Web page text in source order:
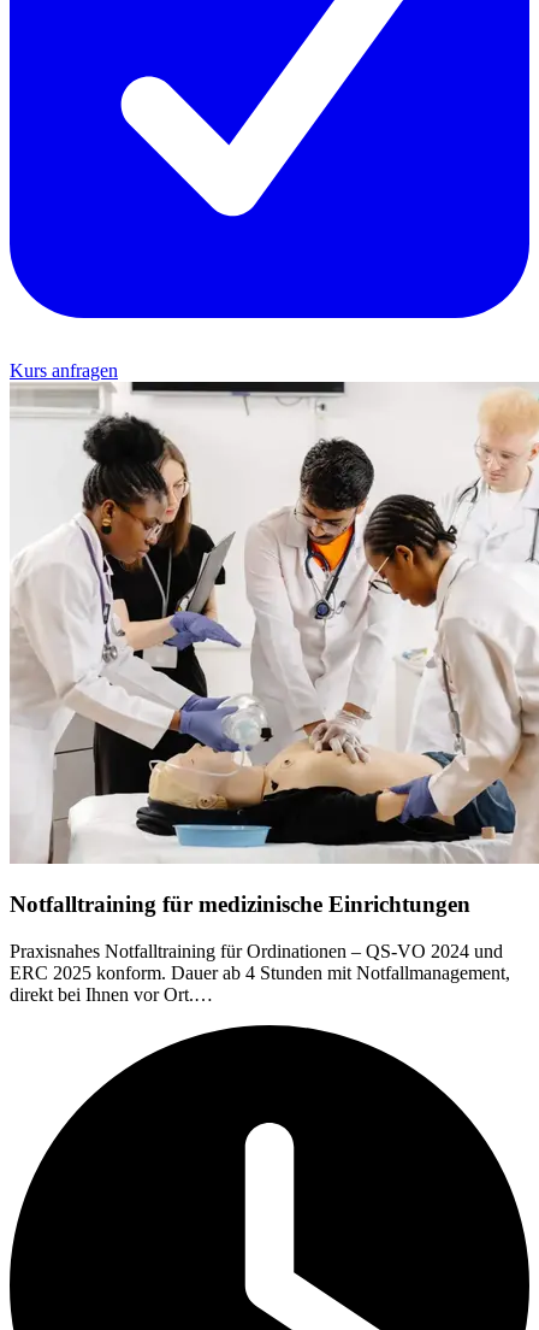
Kurs anfragen
Notfalltraining für medizinische Einrichtungen
Praxisnahes Notfalltraining für Ordinationen – QS-VO 2024 und
ERC 2025 konform. Dauer ab 4 Stunden mit Notfallmanagement,
direkt bei Ihnen vor Ort.…